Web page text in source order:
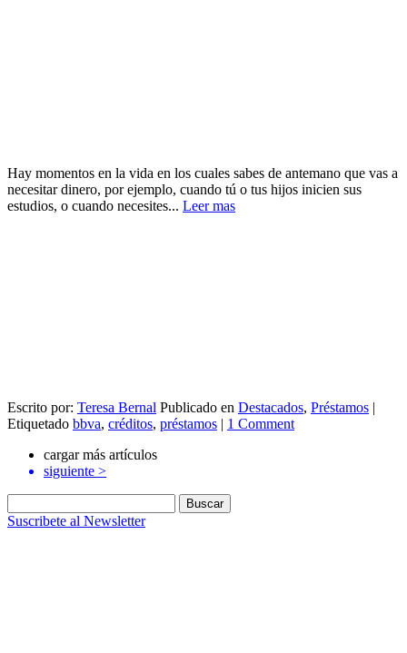
Hay momentos en la vida en los cuales sabes de antemano que vas a
necesitar dinero, por ejemplo, cuando tú o tus hijos inicien sus
estudios, o cuando necesites... Leer mas
Escrito por: Teresa Bernal Publicado en Destacados, Préstamos |
Etiquetado bbva, créditos, préstamos | 1 Comment
cargar más artículos
siguiente >
Suscribete al Newsletter